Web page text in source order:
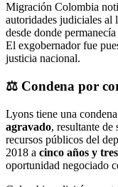
Migración Colombia
autoridades judiciales al
desde donde
El exgobernador fue
justicia nacional.
⚖️ Condena por
Lyons tiene una
agravado, resultante
recursos públicos del
2018 a cinco años y
oportunidad negociado